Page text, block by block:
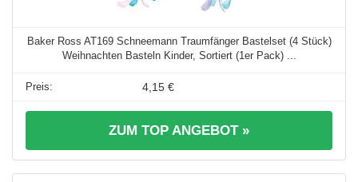
Baker Ross AT169 Schneemann Traumfänger Bastelset (4 Stück)
Weihnachten Basteln Kinder, Sortiert (1er Pack) ...
4,15 €
ZUM TOP ANGEBOT »